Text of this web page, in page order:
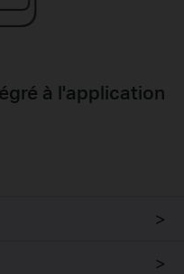
à l'application